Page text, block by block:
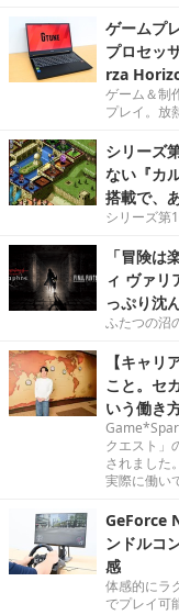
ゲームプ
プロセッ
rza
ゲーム＆制
プレイ。放
シリーズ
ない『カ
搭載で、
シリーズ第
「冒険は
ィ ヴァリ
っぷり沈
ふたつの沼
【キャ
こと。セ
いう働き
クエスト」
されました
実際に働い
GeForce
ンドルコ
感
体感的にラ
でプレイ可